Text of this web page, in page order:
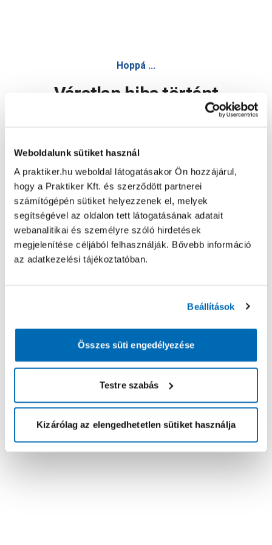
Weboldalunk sütiket használ
A praktiker.hu weboldal látogatásakor Ön hozzájárul,
hogy a Praktiker Kft. és szerződött partnerei
számítógépén sütiket helyezzenek el, melyek
segítségével az oldalon tett látogatásának adatait
webanalitikai és személyre szóló hirdetések
megjelenítése céljából felhasználják. Bővebb információ
az adatkezelési tájékoztatóban.
Beállítások
Összes süti engedélyezése
Testre szabás
Kizárólag az elengedhetetlen sütiket használja
Hoppá ...
Váratlan hiba történt
Oldal újratöltése